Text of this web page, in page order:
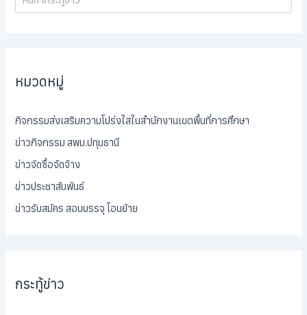
หมวดหมู่
กิจกรรมส่งเสริมความโปร่งใสในสำนักงานเขตพื้นที่การศึกษา
ข่าวกิจกรรม สพม.ปทุมธานี
ข่าวจัดซื้อจัดจ้าง
ข่าวประชาสัมพันธ์
ข่าวรับสมัคร สอบบรรจุ โอนย้าย
กระทู้ข่าว